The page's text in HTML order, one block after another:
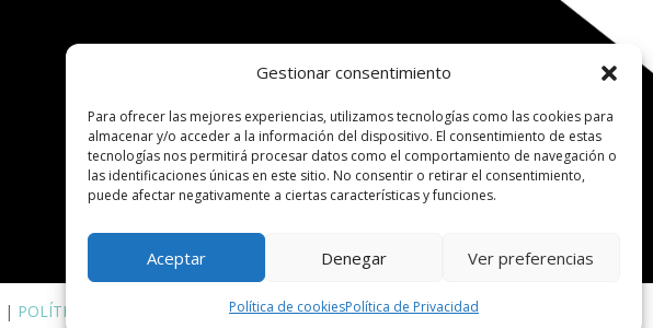
Gestionar consentimiento
Para ofrecer las mejores experiencias, utilizamos tecnologías como las cookies para
almacenar y/o acceder a la información del dispositivo. El consentimiento de estas
tecnologías nos permitirá procesar datos como el comportamiento de navegación o
las identificaciones únicas en este sitio. No consentir o retirar el consentimiento,
puede afectar negativamente a ciertas características y funciones.
Aceptar Denegar Ver preferencias
Política de cookiesPolítica de Privacidad
| POLÍTICA DE COOKIES